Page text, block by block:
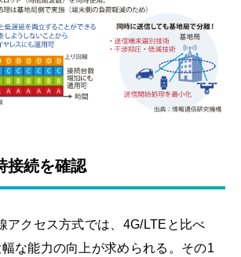
接続を確認
アクセス方式では、4G/LTEと比べ
な能力の向上が求められる。その1